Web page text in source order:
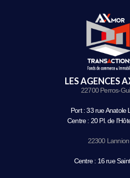
LES AGENCES
22700 Perros-
Port : 33 rue Anatole
Centre : 20 Pl. de
22300 Lannion
Centre : 16 rue